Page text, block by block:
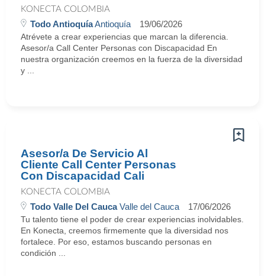
KONECTA COLOMBIA
Todo AntioquíaAntioquía 19/06/2026
Atrévete a crear experiencias que marcan la diferencia.
Asesor/a Call Center Personas con Discapacidad En
nuestra organización creemos en la fuerza de la diversidad
y ...
Asesor/a De Servicio Al
Cliente Call Center Personas
Con Discapacidad Cali
KONECTA COLOMBIA
Todo Valle Del CaucaValle del Cauca 17/06/2026
Tu talento tiene el poder de crear experiencias inolvidables.
En Konecta, creemos firmemente que la diversidad nos
fortalece. Por eso, estamos buscando personas en
condición ...